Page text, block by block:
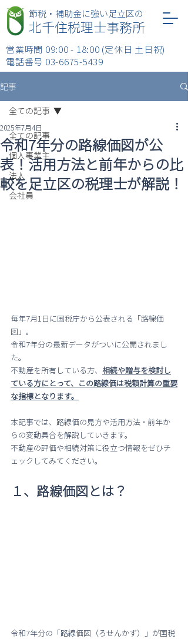
営業時間 09:00 - 18:00 (定休日 土日祝)
​電話番号 03-6675-5439
​節税・補助金に強い足立区の
北千住税理士事務所
記事
全ての記事
個人事業主
法人
会社員
全ての記事
令和7年分の路線価図が公
表！活用方法と前年からの比
較を足立区の税理士が解説！
2025年7月4日
毎年7月1日に国税庁から公表される「路線価
図」。
令和7年分の最新データがついに公開されまし
た。
不動産を所有している方、 相続や贈与を検討し
ている方にとって、この路線価は税額計算の重要
な指標となります。
本記事では、路線価の見方や活用方法・前年か
らの変動具合を解説していきます。
不動産の評価や相続対策に役立つ情報をぜひチ
ェックしてみてください。
１、路線価図とは？
令和7年分の「路線価図（ろせんかず）」が国税